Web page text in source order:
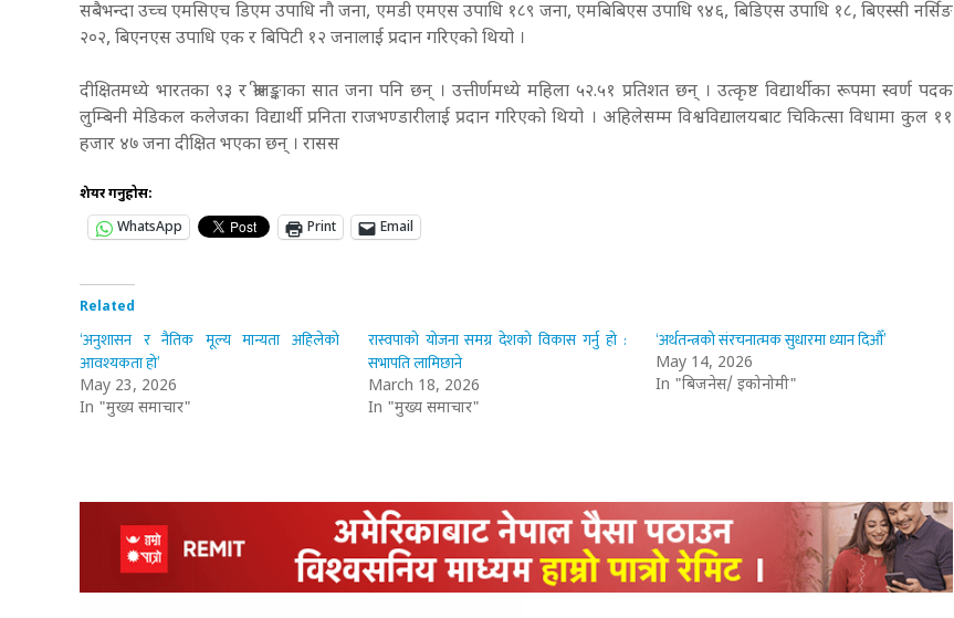
सबैभन्दा उच्च एमसिएच डिएम उपाधि नौ जना, एमडी एमएस उपाधि १८९ जना, एमबिबिएस उपाधि ९४६, बिडिएस उपाधि १८, बिएस्सी नर्सिङ
२०२, बिएनएस उपाधि एक र बिपिटी १२ जनालाई प्रदान गरिएको थियो ।
दीक्षितमध्ये भारतका ९३ र श्रीलङ्काका सात जना पनि छन् । उत्तीर्णमध्ये महिला ५२.५१ प्रतिशत छन् । उत्कृष्ट विद्यार्थीका रूपमा स्वर्ण पदक
लुम्बिनी मेडिकल कलेजका विद्यार्थी प्रनिता राजभण्डारीलाई प्रदान गरिएको थियो । अहिलेसम्म विश्वविद्यालयबाट चिकित्सा विधामा कुल ११
हजार ४७ जना दीक्षित भएका छन् । रासस
शेयर गर्नुहोस:
WhatsApp
Print Email
Related
‘अनुशासन र नैतिक मूल्य मान्यता अहिलेको
आवश्यकता हो’
May 23, 2026
In "मुख्य समाचार"
रास्वपाको योजना समग्र देशको विकास गर्नु हो :
सभापति लामिछाने
March 18, 2026
In "मुख्य समाचार"
‘अर्थतन्त्रको संरचनात्मक सुधारमा ध्यान दिऔँ’
May 14, 2026
In "बिजनेस/ इकोनोमी"